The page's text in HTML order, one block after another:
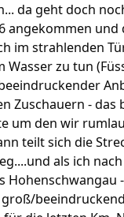
da geht doch
angekommen
im strahlenden
zu tun
Zuschauern -
um den wir
teilt sich die
als ich